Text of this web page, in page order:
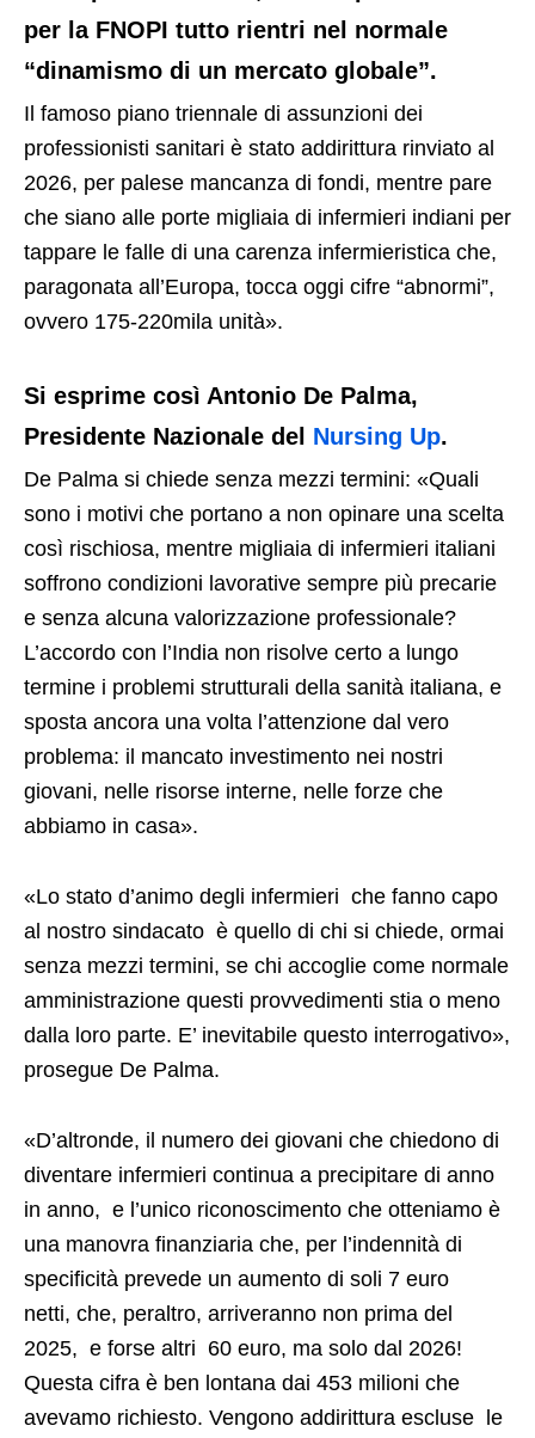
per la FNOPI tutto rientri nel normale
“dinamismo di un mercato globale”.
Il famoso piano triennale di assunzioni dei
professionisti sanitari è stato addirittura rinviato al
2026, per palese mancanza di fondi, mentre pare
che siano alle porte migliaia di infermieri indiani per
tappare le falle di una carenza infermieristica che,
paragonata all’Europa, tocca oggi cifre “abnormi”,
ovvero 175-220mila unità».
Si esprime così Antonio De Palma,
Presidente Nazionale del Nursing Up.
De Palma si chiede senza mezzi termini: «Quali
sono i motivi che portano a non opinare una scelta
così rischiosa, mentre migliaia di infermieri italiani
soffrono condizioni lavorative sempre più precarie
e senza alcuna valorizzazione professionale?
L’accordo con l’India non risolve certo a lungo
termine i problemi strutturali della sanità italiana, e
sposta ancora una volta l’attenzione dal vero
problema: il mancato investimento nei nostri
giovani, nelle risorse interne, nelle forze che
abbiamo in casa».
«Lo stato d’animo degli infermieri che fanno capo
al nostro sindacato è quello di chi si chiede, ormai
senza mezzi termini, se chi accoglie come normale
amministrazione questi provvedimenti stia o meno
dalla loro parte. E’ inevitabile questo interrogativo»,
prosegue De Palma.
«D’altronde, il numero dei giovani che chiedono di
diventare infermieri continua a precipitare di anno
in anno, e l’unico riconoscimento che otteniamo è
una manovra finanziaria che, per l’indennità di
specificità prevede un aumento di soli 7 euro
netti, che, peraltro, arriveranno non prima del
2025, e forse altri 60 euro, ma solo dal 2026!
Questa cifra è ben lontana dai 453 milioni che
avevamo richiesto. Vengono addirittura escluse le